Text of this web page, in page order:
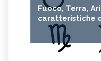
Fuoco, Terra,
caratteristiche